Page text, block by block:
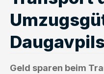
Daugavpils
Geld sparen beim